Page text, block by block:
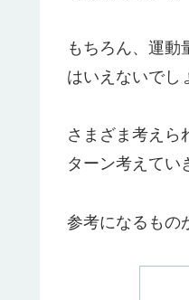
もちろん、運動
はいえないでし
さまざま考えら
ターン考えてい
参考になるもの